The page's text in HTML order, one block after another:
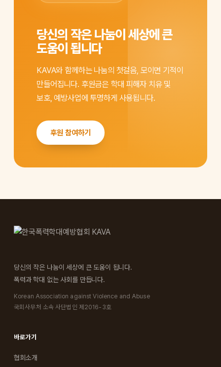
당신의 작은 나눔이 세상에 큰
도움이 됩니다
KAVA와 함께하는 나눔의 첫걸음, 모이면 기적이
만들어집니다. 후원금은 학대 피해자 치유 및
보호, 예방사업에 투명하게 사용됩니다.
후원 참여하기
당신의 작은 나눔이 세상에 큰 도움이 됩니다.
폭력과 학대 없는 사회를 만듭니다.
Korean Association against Violence and Abuse
국회사무처 소속 사단법인 제2016-3호
바로가기
협회소개